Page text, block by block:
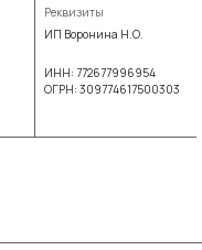
Реквизиты
ИП Воронина Н.О.
ИНН: 772677996954
ОГРН: 309774617500303